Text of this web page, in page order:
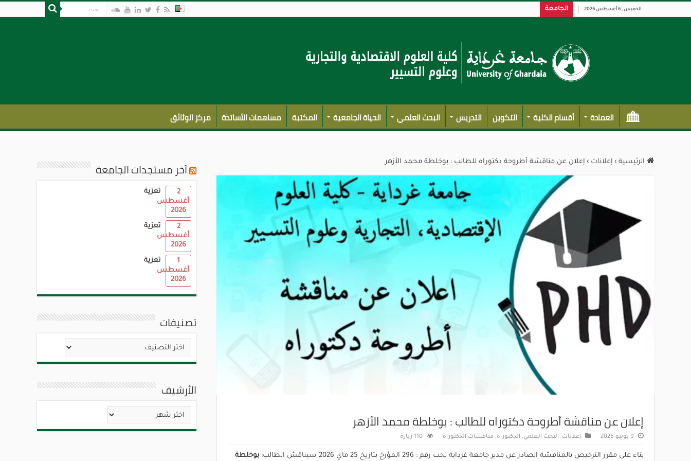
الخميس , 6 أغسطس 2026 الجامعة
العمادة أقسام الكلية التكوين التدريس البحث العلمي الحياة الجامعية المكتبة مساهمات الأساتذة مركز الوثائق
الرئيسية › إعلانات › إعلان عن مناقشة أطروحة دكتوراه للطالب : بوخلطة محمد الأزهر
إعلان عن مناقشة أطروحة دكتوراه للطالب : بوخلطة محمد الأزهر
9 يونيو 2026 إعلانات, البحث العلمي, الدكتوراه, مناقشات الدكتوراه 110 زيارة
بناء على مقرر الترخيص بالمناقشة الصادر عن مدير جامعة غرداية تحت رقم : 296 المؤرخ بتاريخ 25 ماي 2026 سيناقش الطالب:
بوخلطة
آخر مستجدات الجامعة
تعزية
2
أغسطس
2026
تعزية
2
أغسطس
2026
تعزية
1
أغسطس
2026
تصنيفات
تصنيفات
الأرشيف
الأرشيف